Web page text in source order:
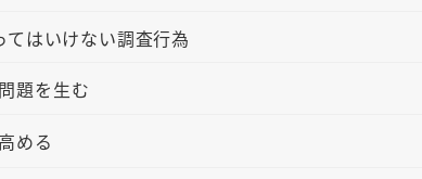
はいけない調査行為
題を生む
める